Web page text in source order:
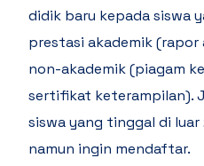
didik baru kepada siswa
prestasi akademik (rapor
non-akademik (piagam
sertifikat keterampilan).
siswa yang tinggal di
namun ingin mendaftar.